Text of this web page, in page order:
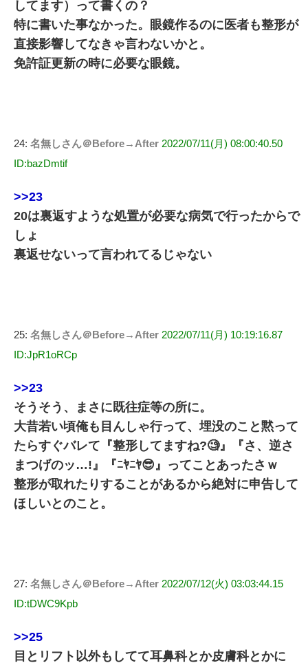
してます）って書くの？
特に書いた事なかった。眼鏡作るのに医者も整形が
直接影響してなきゃ言わないかと。
免許証更新の時に必要な眼鏡。
24: 名無しさん＠Before→After 2022/07/11(月) 08:00:40.50
ID:bazDmtif
>>23
20は裏返すような処置が必要な病気で行ったからで
しょ
裏返せないって言われてるじゃない
25: 名無しさん＠Before→After 2022/07/11(月) 10:19:16.87
ID:JpR1oRCp
>>23
そうそう、まさに既往症等の所に。
大昔若い頃俺も目んしゃ行って、埋没のこと黙って
たらすぐバレて『整形してますね?🧐』『さ、逆さ
まつげのッ…!』『ﾆﾔﾆﾔ😎』ってことあったさｗ
整形が取れたりすることがあるから絶対に申告して
ほしいとのこと。
27: 名無しさん＠Before→After 2022/07/12(火) 03:03:44.15
ID:tDWC9Kpb
>>25
目とリフト以外もしてて耳鼻科とか皮膚科とかに